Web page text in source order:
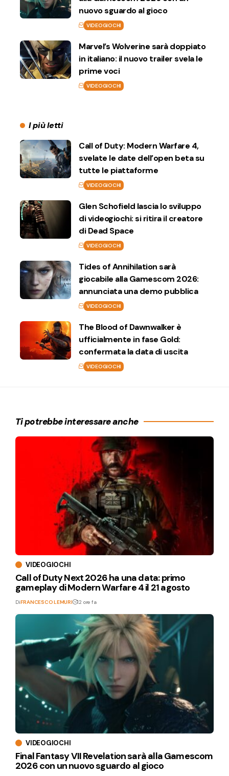
nuovo sguardo al gioco
VIDEOGIOCHI
Marvel’s Wolverine sarà doppiato
in italiano: il nuovo trailer svela le
prime voci
VIDEOGIOCHI
I più letti
Call of Duty: Modern Warfare 4,
svelate le date dell’open beta su
tutte le piattaforme
VIDEOGIOCHI
Glen Schofield lascia lo sviluppo
di videogiochi: si ritira il creatore
di Dead Space
VIDEOGIOCHI
Tides of Annihilation sarà
giocabile alla Gamescom 2026:
annunciata una demo pubblica
VIDEOGIOCHI
The Blood of Dawnwalker è
ufficialmente in fase Gold:
confermata la data di uscita
VIDEOGIOCHI
Ti potrebbe interessare anche
VIDEOGIOCHI
Call of Duty Next 2026 ha una data: primo
gameplay di Modern Warfare 4 il 21 agosto
DiFRANCESCO LEMURI 12 ore fa
VIDEOGIOCHI
Final Fantasy VII Revelation sarà alla Gamescom
2026 con un nuovo sguardo al gioco